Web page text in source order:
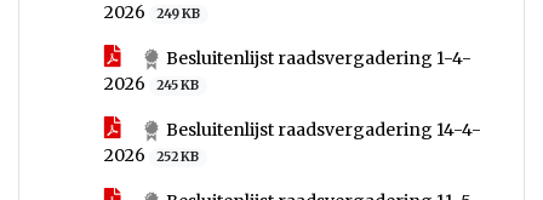
2026
249 KB
Besluitenlijst raadsvergadering 1-4-
2026
245 KB
Besluitenlijst raadsvergadering 14-4-
2026
252 KB